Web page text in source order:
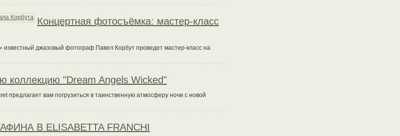
Концертная фотосъёмка: мастер-класс
джазовый фотограф Павел Корбут проведет мастер-класс на
коллекцию "Dream Angels Wicked"
предлагает вам погрузиться в таинственную атмосферу ночи с новой
В ELISABETTA FRANCHI